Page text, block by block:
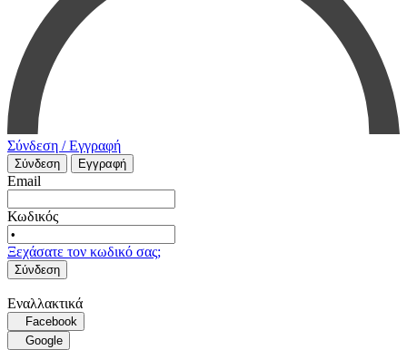
Σύνδεση / Εγγραφή
Σύνδεση Εγγραφή
Email
Κωδικός
Ξεχάσατε τον κωδικό σας;
Σύνδεση
Εναλλακτικά
Facebook
Google